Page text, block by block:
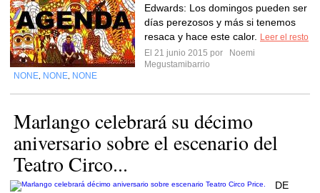
Edwards: Los domingos pueden ser
días perezosos y más si tenemos
resaca y hace este calor.
Leer el resto
El 21 junio 2015 por
Noemi
Megustamibarrio
NONE NONE NONE
Marlango celebrará su décimo
aniversario sobre el escenario del
Teatro Circo...
DE